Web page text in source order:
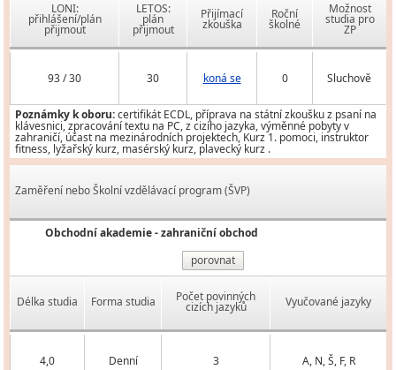
LONI:
přihlášení/plán
přijmout
LETOS:
plán
přijmout
Přijímací
zkouška
Roční
školné
Možnost
studia pro
ZP
93 / 30 30 koná se 0 Sluchově
Poznámky k oboru:certifikát ECDL, příprava na státní zkoušku z psaní na
klávesnici, zpracování textu na PC, z cizího jazyka, výměnné pobyty v
zahraničí, účast na mezinárodních projektech, Kurz 1. pomoci, instruktor
fitness, lyžařský kurz, masérský kurz, plavecký kurz .
Zaměření nebo Školní vzdělávací program (ŠVP)
Obchodní akademie - zahraniční obchod
porovnat
Délka studia Forma studia Počet povinných
cizích jazyků Vyučované jazyky
4,0 Denní 3 A, N, Š, F, R